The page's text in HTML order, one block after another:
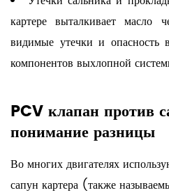
картере выталкивает масло
видимые утечки и опасность
компонентов выхлопной
PCV клапан против
понимание разницы
Во многих двигателях
сапун картера (также